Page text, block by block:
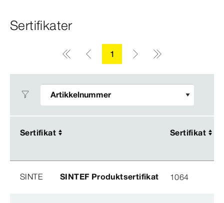
Sertifikater
1
Sertifikat Sertifikat
Sertifikat Sertifikat
SINTE SINTEF Produktsertifikat 1064